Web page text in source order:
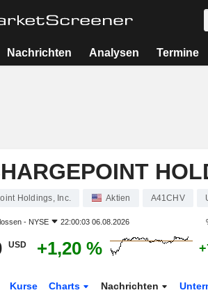
Nachrichten Analysen Termine
Holdings, Inc. Aktien A41CHV
- NYSE 22:00:03 06.08.2026
USD +1,20 %
Kurse Charts Nachrichten